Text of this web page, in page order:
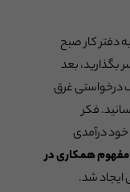
دفتر کار صبح
بگذارید، بعد
درخواستی غرق
فکر
خود درآمدی
مفهوم همکاری در
ایجاد شد.